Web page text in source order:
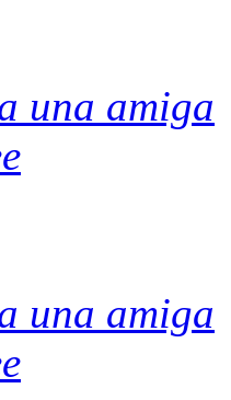
una amiga
una amiga